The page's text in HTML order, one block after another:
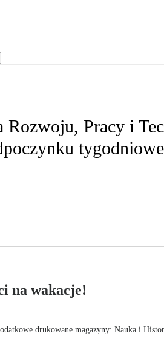
Pracy i
na wakacje!
drukowane magazyny: Nauka i